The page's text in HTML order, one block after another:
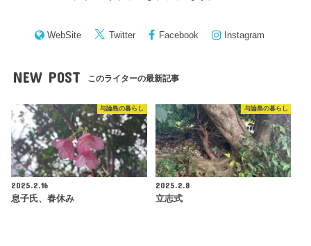
WebSite Twitter Facebook Instagram
NEW POST このライターの最新記事
与論島の暮らし
2025.2.16
息子氏、春休み
与論島の暮らし
2025.2.8
立志式